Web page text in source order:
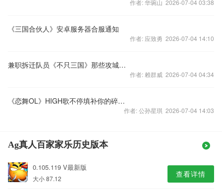
作者: 华琬山 2026-07-04 03:38
《三国合伙人》安卓服务器合服通知
作者: 应致勇 2026-07-04 14:10
兼职拆迁队员《不只三国》那些攻城利器
作者: 赖群威 2026-07-04 04:34
《恋舞OL》HIGH歌不停填补你的碎片化时间
作者: 公孙星琪 2026-07-04 14:03
Ag真人百家家乐历史版本
0.105.119 V最新版
大小 87.12 查看详情